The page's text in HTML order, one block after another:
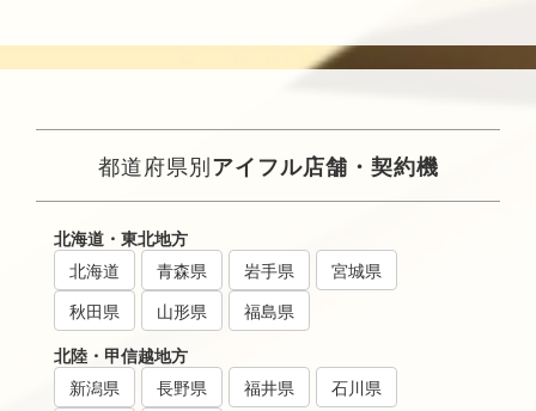
都道府県別アイフル店舗・契約機
北海道・東北地方
北海道
青森県 岩手県
宮城県
秋田県
山形県
福島県
北陸・甲信越地方
新潟県
長野県 福井県
石川県